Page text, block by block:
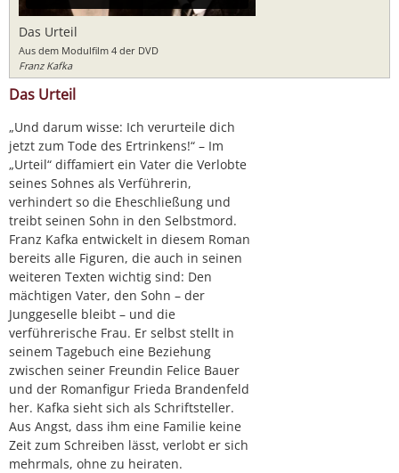
Das Urteil
Aus dem Modulfilm 4 der DVD
Franz Kafka
Das Urteil
„Und darum wisse: Ich verurteile dich
jetzt zum Tode des Ertrinkens!“ – Im
„Urteil“ diffamiert ein Vater die Verlobte
seines Sohnes als Verführerin,
verhindert so die Eheschließung und
treibt seinen Sohn in den Selbstmord.
Franz Kafka entwickelt in diesem Roman
bereits alle Figuren, die auch in seinen
weiteren Texten wichtig sind: Den
mächtigen Vater, den Sohn – der
Junggeselle bleibt – und die
verführerische Frau. Er selbst stellt in
seinem Tagebuch eine Beziehung
zwischen seiner Freundin Felice Bauer
und der Romanfigur Frieda Brandenfeld
her. Kafka sieht sich als Schriftsteller.
Aus Angst, dass ihm eine Familie keine
Zeit zum Schreiben lässt, verlobt er sich
mehrmals, ohne zu heiraten.